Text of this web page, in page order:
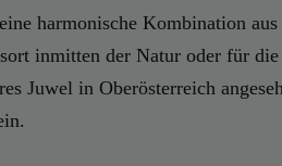
harmonische Kombination
inmitten der Natur oder für
Juwel in Oberösterreich